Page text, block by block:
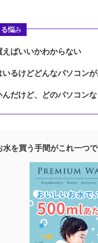
悩み
えばいいかわからない
いるけどどんなパソコン
んだけど、どのパソコン
水を買う手間がこれ一つ